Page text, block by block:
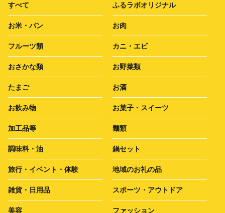
すべて ふるラボオリジナル
お米・パン お肉
フルーツ類 カニ・エビ
おさかな類 お野菜類
たまご お酒
お飲み物 お菓子・スイーツ
加工品等 麺類
調味料・油 鍋セット
旅行・イベント・体験 地域のお礼の品
雑貨・日用品 スポーツ・アウトドア
美容 ファッション